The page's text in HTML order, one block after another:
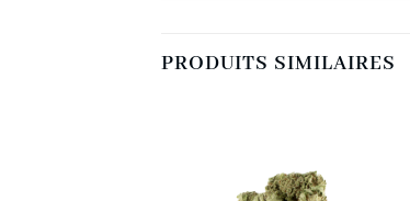
PRODUITS SIMILAIRES